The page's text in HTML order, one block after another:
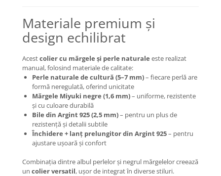
Coliere Diverse
BRĂȚĂRI
Brățări din Aur cu șnur reglabil
Brățări din Argint cu șnur reglabil
BRĂȚĂRI CU PIETRE SEMIPREȚIOASE
Brățări din Aur cu pietre
semiprețioase
Brățări din Argint cu pietre
semiprețioase
Brățări elastice cu pietre
semiprețioase
BRĂȚĂRI DE PICIOR
Materiale premium și
design echilibrat
Acestcolier cu mărgele și perle naturale este realizat
manual, folosind materiale de calitate:
Perle naturale de cultură (5–7 mm)– fiecare perlă are
formă neregulată, oferind unicitate
Mărgele Miyuki negre (1,6 mm)– uniforme, rezistente
și cu culoare durabilă
Bile din Argint 925 (2,5 mm)– pentru un plus de
rezistență și detalii subtile
Închidere + lanț prelungitor din Argint 925– pentru
ajustare ușoară și confort
Combinația dintre albul perlelor și negrul mărgelelor creează
un colier versatil, ușor de integrat în diverse stiluri.